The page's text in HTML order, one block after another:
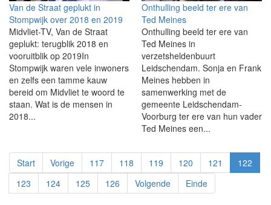
Van de Straat geplukt in
Stompwijk over 2018 en 2019
Midvliet-TV, Van de Straat
geplukt: terugblik 2018 en
vooruitblik op 2019In
Stompwijk waren vele inwoners
en zelfs een tamme kauw
bereid om Midvliet te woord te
staan. Wat is de mensen in
2018...
Onthulling beeld ter ere van
Ted Meines
Onthulling beeld ter ere van
Ted Meines in
verzetsheldenbuurt
Leidschendam. Sonja en Frank
Meines hebben in
samenwerking met de
gemeente Leidschendam-
Voorburg ter ere van hun vader
Ted Meines een...
Start Vorige 117 118 119 120 121
122
123
124 125 126 Volgende Einde